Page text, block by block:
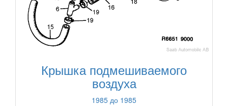
Крышка подмешиваемого
воздуха
1985 до 1985